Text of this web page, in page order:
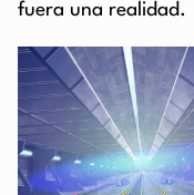
fuera una realidad.